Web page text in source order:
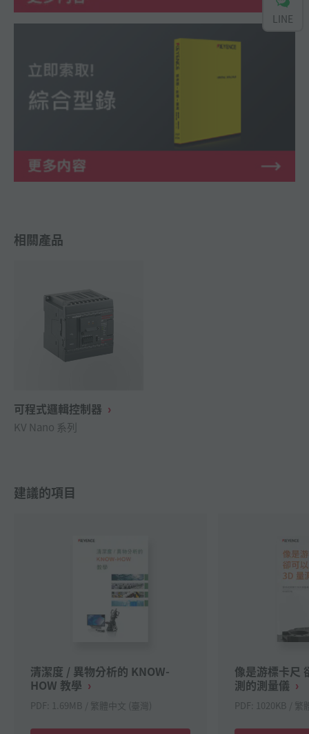
相關產品
可程式邏輯控制器
KV Nano 系列
建議的項目
清潔度 / 異物分析的 KNOW-
HOW 教學
PDF: 1.69MB / 繁體中文 (臺灣)
像是游標卡尺
測的測量儀
PDF: 1020KB / 繁
LINE